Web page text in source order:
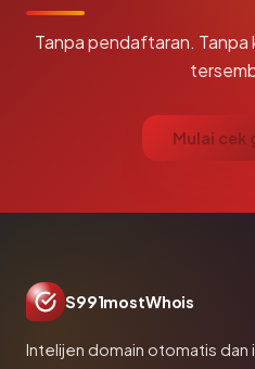
Tanpa pendaftaran.
Mulai cek
S991mostWhois
Intelijen domain otomatis